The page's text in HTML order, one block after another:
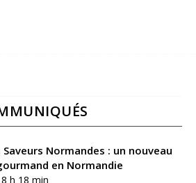
Normandes : un nouveau
en Normandie
h 18 min